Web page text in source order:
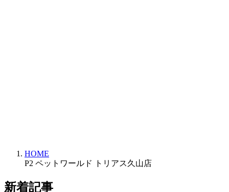
HOME
P2 ペットワールド トリアス久山店
新着記事